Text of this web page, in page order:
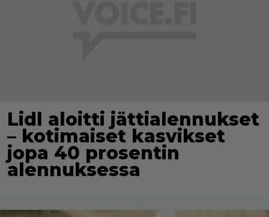
Lidl aloitti jättialennukset
– kotimaiset kasvikset
jopa 40 prosentin
alennuksessa